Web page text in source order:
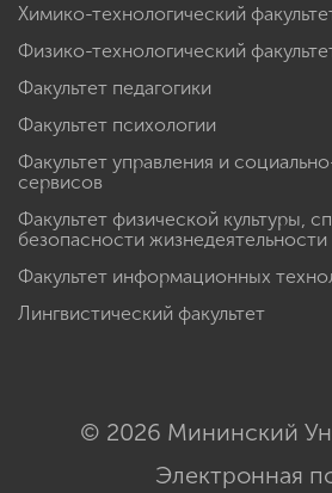
Химико-технологический
Физико-технологический
Факультет педагогики
Факультет психологии
Факультет управления и
сервисов
Факультет физической культуры,
безопасности жизнедеятельности
Факультет информационных
Лингвистический факультет
© 2026 Мининский
Электронная